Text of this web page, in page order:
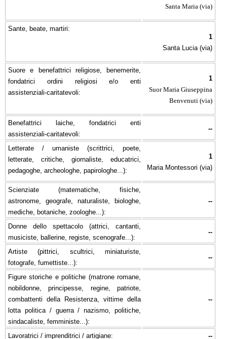
Santa Maria (via)
Sante, beate, martiri:
1
Santa Lucia (via)
Suore e benefattrici religiose, benemerite,
fondatrici ordini religiosi e/o enti
assistenziali-caritatevoli:
1
Suor Maria Giuseppina
Benvenuti (via)
Benefattrici laiche, fondatrici enti
assistenziali-caritatevoli:
--
Letterate / umaniste (scrittrici, poete,
letterate, critiche, giornaliste, educatrici,
pedagoghe, archeologhe, papirologhe...):
1
Maria Montessori (via)
Scienziate (matematiche, fisiche,
astronome, geografe, naturaliste, biologhe,
mediche, botaniche, zoologhe...):
--
Donne dello spettacolo (attrici, cantanti,
musiciste, ballerine, registe, scenografe...):
--
Artiste (pittrici, scultrici, miniaturiste,
fotografe, fumettiste...):
--
Figure storiche e politiche (matrone romane,
nobildonne, principesse, regine, patriote,
combattenti della Resistenza, vittime della
lotta politica / guerra / nazismo, politiche,
sindacaliste, femministe...):
--
Lavoratrici / imprenditrici / artigiane:
--